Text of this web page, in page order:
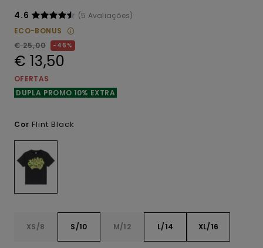
4.6
(5 Avaliações)
ECO-BONUS
€ 25,00
46%
€ 13,50
OFERTAS
DUPLA PROMO 10% EXTRA
Cor Flint Black
XS/8 S/10 M/12 L/14 XL/16